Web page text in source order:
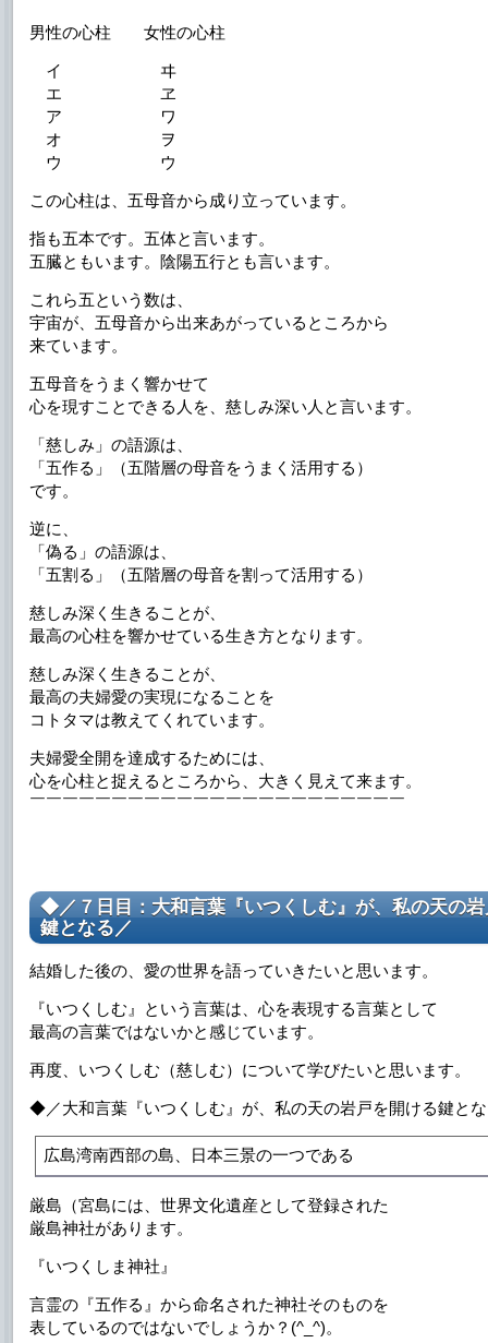
男性の心柱 女性の心柱
イ ヰ
エ ヱ
ア ワ
オ ヲ
ウ ウ
この心柱は、五母音から成り立っています。
指も五本です。五体と言います。
五臓ともいます。陰陽五行とも言います。
これら五という数は、
宇宙が、五母音から出来あがっているところから
来ています。
五母音をうまく響かせて
心を現すことできる人を、慈しみ深い人と言います。
「慈しみ」の語源は、
「五作る」（五階層の母音をうまく活用する）
です。
逆に、
「偽る」の語源は、
「五割る」（五階層の母音を割って活用する）
慈しみ深く生きることが、
最高の心柱を響かせている生き方となります。
慈しみ深く生きることが、
最高の夫婦愛の実現になることを
コトタマは教えてくれています。
夫婦愛全開を達成するためには、
心を心柱と捉えるところから、大きく見えて来ます。
￣￣￣￣￣￣￣￣￣￣￣￣￣￣￣￣￣￣￣￣￣￣￣
◆／７日目：大和言葉『いつくしむ』が、私の天の
鍵となる／
結婚した後の、愛の世界を語っていきたいと思います。
『いつくしむ』という言葉は、心を表現する言葉として
最高の言葉ではないかと感じています。
再度、いつくしむ（慈しむ）について学びたいと思います。
◆／大和言葉『いつくしむ』が、私の天の岩戸を開ける鍵と
広島湾南西部の島、日本三景の一つである
厳島（宮島には、世界文化遺産として登録された
厳島神社があります。
『いつくしま神社』
言霊の『五作る』から命名された神社そのものを
表しているのではないでしょうか？(^_^)。